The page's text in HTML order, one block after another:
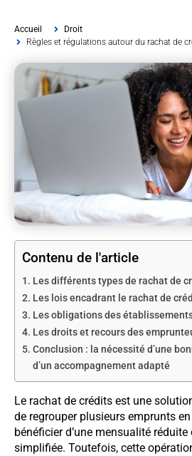
Accueil
Droit
Règles et régulations autour du rachat de
Contenu de l'article
Les différents types de rachat de
Les lois encadrant le rachat de
Les obligations des
Les droits et recours des
Conclusion : la nécessité d’une
d’un accompagnement adapté
Le rachat de crédits est une
de regrouper plusieurs emprunts
bénéficier d’une mensualité réduite
simplifiée. Toutefois, cette